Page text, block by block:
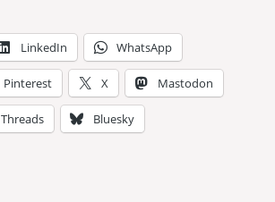
LinkedIn WhatsApp
Pinterest X Mastodon
Threads Bluesky